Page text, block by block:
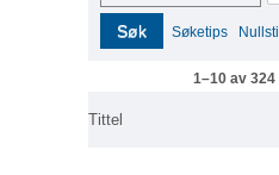
Søk Søketips Nullstill
1–10 av 324
Tittel